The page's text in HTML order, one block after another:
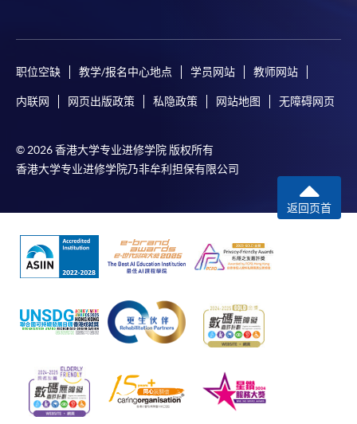
职位空缺 教学/报名中心地点 学员网站 教师网站
内联网 网页出版政策 私隐政策 网站地图 无障碍网页
© 2026 香港大学专业进修学院 版权所有
香港大学专业进修学院乃非牟利担保有限公司
返回页首